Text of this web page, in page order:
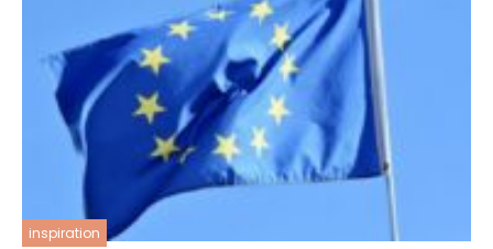
inspiration